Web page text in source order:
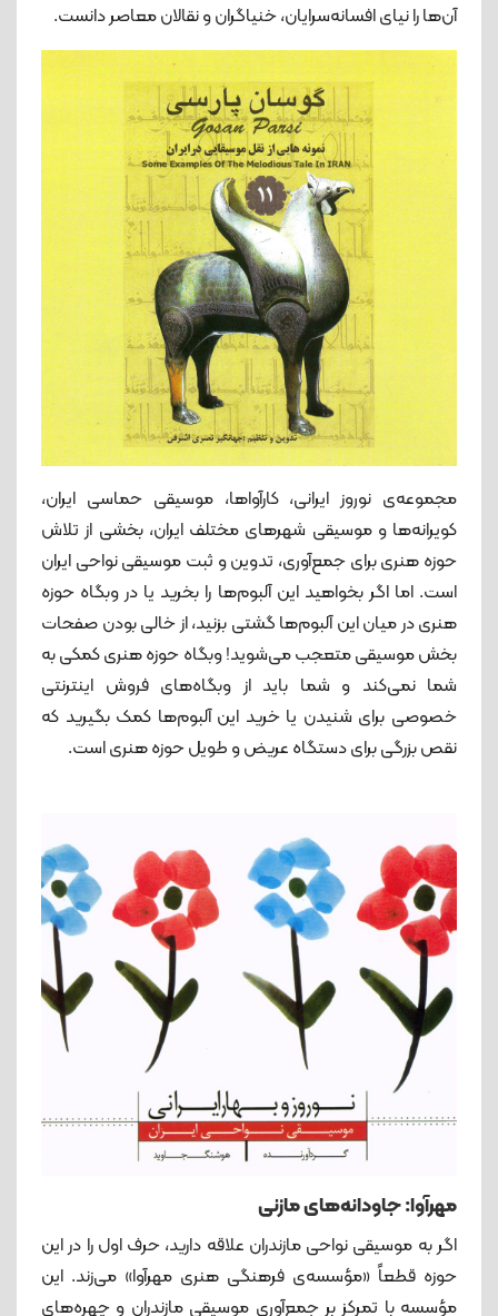
آن‌ها را نیای افسانه‌سرایان، خنیاگران و نقالان معاصر دانست.
مجموعه‌ی نوروز ایرانی، کارآواها، موسیقی حماسی ایران،
کویرانه‌ها و موسیقی شهرهای مختلف ایران، بخشی از تلاش
حوزه هنری برای جمع‌آوری، تدوین و ثبت موسیقی نواحی ایران
است. اما اگر بخواهید این آلبوم‌ها را بخرید یا در وبگاه حوزه
هنری در میان این آلبوم‌ها گشتی بزنید، از خالی بودن صفحات
بخش موسیقی متعجب می‌شوید! وبگاه حوزه هنری کمکی به
شما نمی‌کند و شما باید از وبگاه‌های فروش اینترنتی
خصوصی برای شنیدن یا خرید این آلبوم‌ها کمک بگیرید که
نقص بزرگی برای دستگاه عریض و طویل حوزه هنری است.
مهرآوا: جاودانه‌های مازنی
اگر به موسیقی نواحی مازندران علاقه دارید، حرف اول را در این
حوزه قطعاً «مؤسسه‌ی فرهنگی هنری مهرآوا» می‌زند. این
مؤسسه با تمرکز بر جمع‌آوری موسیقی مازندران و چهره‌های